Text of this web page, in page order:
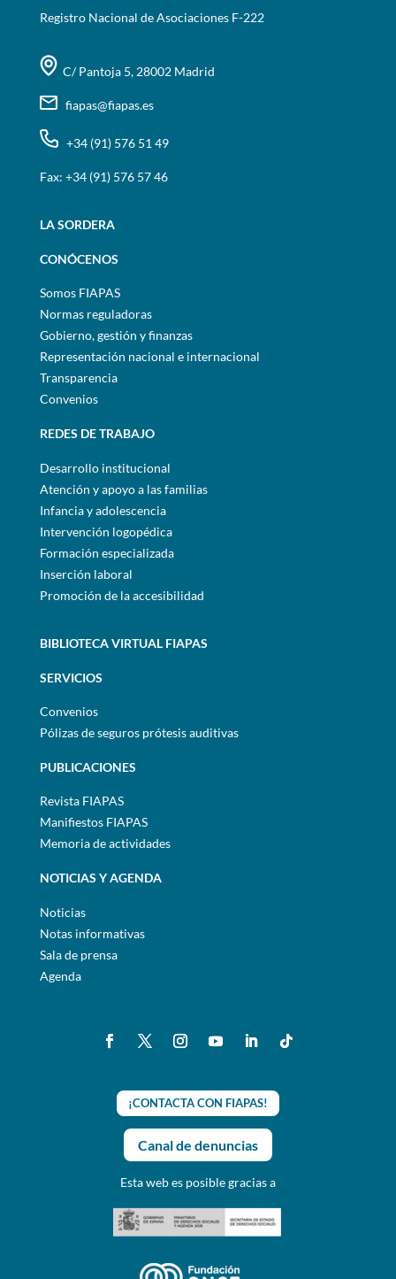
Registro Nacional de Asociaciones F-222
C/ Pantoja 5, 28002 Madrid
fiapas@fiapas.es
+34 (91) 576 51 49
Fax: +34 (91) 576 57 46
LA SORDERA
CONÓCENOS
Somos FIAPAS
Normas reguladoras
Gobierno, gestión y finanzas
Representación nacional e internacional
Transparencia
Convenios
REDES DE TRABAJO
Desarrollo institucional
Atención y apoyo a las familias
Infancia y adolescencia
Intervención logopédica
Formación especializada
Inserción laboral
Promoción de la accesibilidad
BIBLIOTECA VIRTUAL FIAPAS
SERVICIOS
Convenios
Pólizas de seguros prótesis auditivas
PUBLICACIONES
Revista FIAPAS
Manifiestos FIAPAS
Memoria de actividades
NOTICIAS Y AGENDA
Noticias
Notas informativas
Sala de prensa
Agenda
¡CONTACTA CON FIAPAS!
Canal de denuncias
Esta web es posible gracias a